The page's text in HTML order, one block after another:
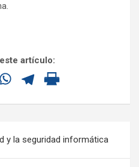
artículo:
y la seguridad informática